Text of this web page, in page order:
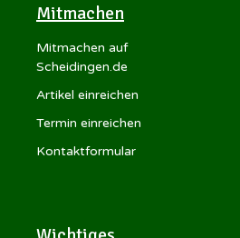
Mitmachen
Mitmachen auf
Scheidingen.de
Artikel einreichen
Termin einreichen
Kontaktformular